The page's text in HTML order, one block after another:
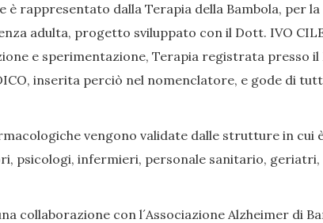
è rappresentato dalla Terapia della Bambola, per
adulta, progetto sviluppato con il Dott. IVO
e sperimentazione, Terapia registrata presso
inserita perciò nel nomenclatore, e gode di
vengono validate dalle strutture in
psicologi, infermieri, personale sanitario,
collaborazione con l´Associazione Alzheimer di